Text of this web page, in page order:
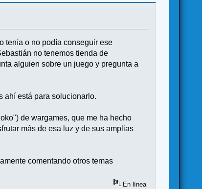
tenía o no podía conseguir ese
no tenemos tienda de
alguien sobre un juego y pregunta a
ahí está para solucionarlo.
de wargames, que me ha hecho
más de esa luz y de sus amplias
comentando otros temas
En línea